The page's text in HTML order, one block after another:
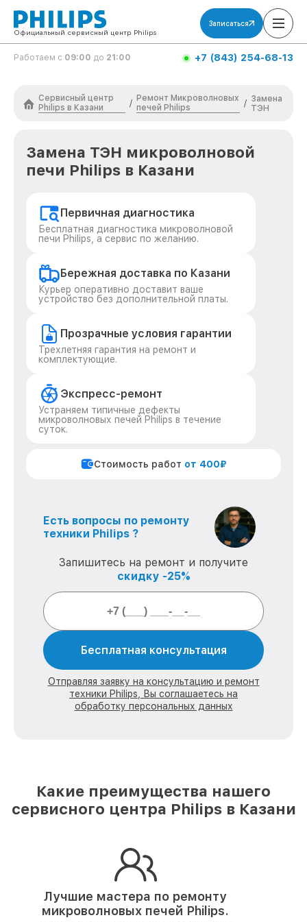
Официальный сервисный центр Philips
Записаться
Работаем с 09:00 до 21:00 +7 (843) 254-68-13
Сервисный центр
Philips в Казани
/
Ремонт Микроволновых
печей Philips
/ Замена
ТЭН
Замена ТЭН микроволновой
печи Philips в Казани
Первичная диагностика
Бесплатная диагностика микроволновой
печи Philips, а сервис по желанию.
Бережная доставка по Казани
Курьер оперативно доставит ваше
устройство без дополнительной платы.
Прозрачные условия гарантии
Трехлетняя гарантия на ремонт и
комплектующие.
Экспресс-ремонт
Устраняем типичные дефекты
микроволновых печей Philips в течение
суток.
Стоимость работ от 400₽
Есть вопросы по ремонту
техники Philips ?
Запишитесь на ремонт и получите
скидку -25%
Бесплатная консультация
Отправляя заявку на консультацию и ремонт
техники Philips, Вы соглашаетесь на
обработку персональных данных
Какие преимущества нашего
сервисного центра Philips в Казани
Лучшие мастера по ремонту
микроволновых печей Philips.